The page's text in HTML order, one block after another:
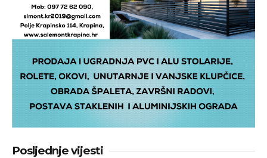
Posljednje vijesti